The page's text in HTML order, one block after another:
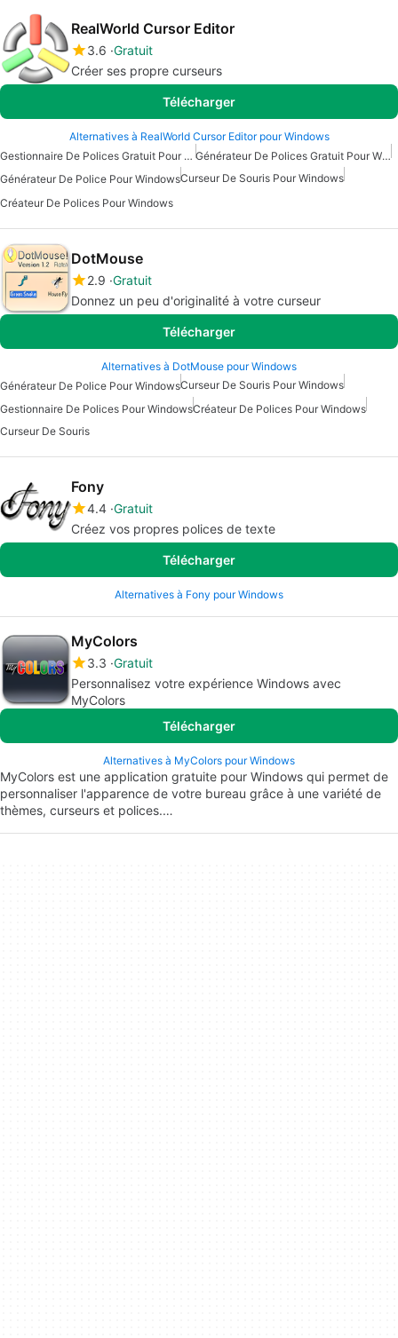
RealWorld Cursor Editor
3.6 Gratuit
Créer ses propre curseurs
Télécharger
Alternatives à RealWorld Cursor Editor pour Windows
Gestionnaire De Polices Gratuit Pour Windows
Générateur De Polices Gratuit Pour Windows
Générateur De Police Pour WindowsCurseur De Souris Pour Windows
Créateur De Polices Pour Windows
DotMouse
2.9 Gratuit
Donnez un peu d'originalité à votre curseur
Télécharger
Alternatives à DotMouse pour Windows
Générateur De Police Pour WindowsCurseur De Souris Pour Windows
Gestionnaire De Polices Pour WindowsCréateur De Polices Pour Windows
Curseur De Souris
Fony
4.4 Gratuit
Créez vos propres polices de texte
Télécharger
Alternatives à Fony pour Windows
MyColors
3.3 Gratuit
Personnalisez votre expérience Windows avec
MyColors
Télécharger
Alternatives à MyColors pour Windows
MyColors est une application gratuite pour Windows qui permet de
personnaliser l'apparence de votre bureau grâce à une variété de
thèmes, curseurs et polices.…